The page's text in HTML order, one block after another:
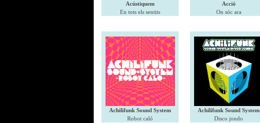
Acústiquem
En tots els sentits
Acció
On sóc ara
Achilifunk Sound System
Robot caló
Achilifunk Sound System
Disco jondo